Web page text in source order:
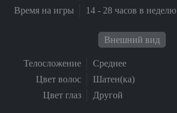
Время на игры
14 - 28 часов в неделю
Внешний вид
Телосложение
Среднее
Цвет волос
Шатен(ка)
Цвет глаз
Другой